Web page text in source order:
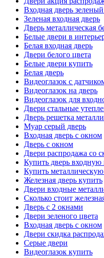
Входная дверь
Зеленая входная дверь
Дверь металлическая
Белые двери в
Белая входная дверь
Двери белого цвета
Белые двери купить
Белая дверь
Видеоглазок с
Видеоглазок на дверь
Видеоглазок для
Двери стальные
Дверь решетка
Муар серый дверь
Входная дверь с окном
Дверь с окном
Двери распродажа со
Купить дверь входную
Купить
Железная дверь купить
Двери входные
Сколько стоит
Дверь с 2 окнами
Двери зеленого цвета
Входная дверь с окном
Двери скидка
Серые двери
Видеоглазок купить